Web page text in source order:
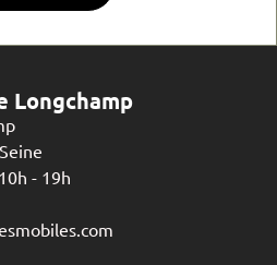
Longchamp
- 19h